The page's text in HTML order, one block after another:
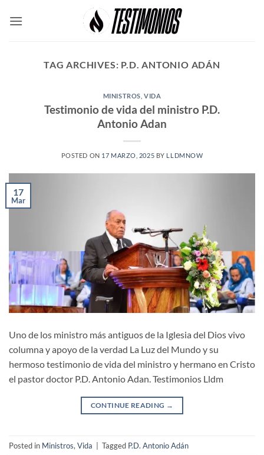
TAG ARCHIVES: P.D. ANTONIO ADÁN
MINISTROS VIDA
Testimonio de vida del ministro P.D.
Antonio Adan
POSTED ON 17 MARZO, 2025 BY LLDMNOW
17
Mar
Uno de los ministro más antiguos de la Iglesia del Dios vivo
columna y apoyo de la verdad La Luz del Mundo y su
hermoso testimonio de vida del ministro y hermano en Cristo
el pastor doctor P.D. Antonio Adan. Testimonios Lldm
CONTINUE READING →
Posted in Ministros,Vida Tagged P.D. Antonio Adán